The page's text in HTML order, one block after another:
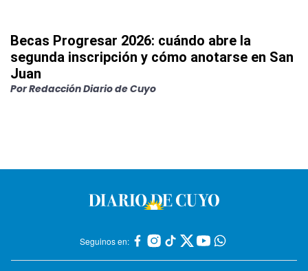
Becas Progresar 2026: cuándo abre la
segunda inscripción y cómo anotarse en San
Juan
PorRedacción Diario de Cuyo
Seguinos en: